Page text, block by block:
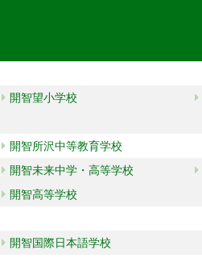
開智望小学校
開智所沢中等教育学校
開智未来中学・高等学校
開智高等学校
開智国際日本語学校